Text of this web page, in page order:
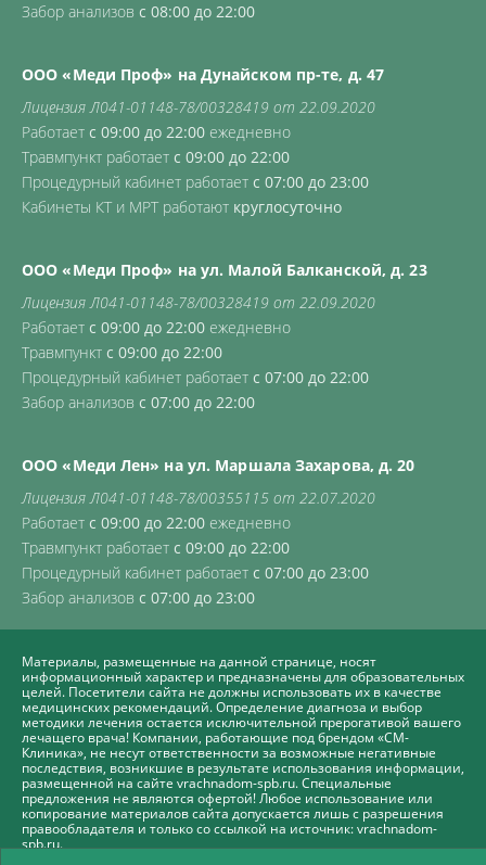
Забор анализов с 08:00 до 22:00
ООО «Меди Проф» на Дунайском пр-те, д. 47
Лицензия Л041-01148-78/00328419 от 22.09.2020
Работает с 09:00 до 22:00 ежедневно
Травмпункт работает с 09:00 до 22:00
Процедурный кабинет работает с 07:00 до 23:00
Кабинеты КТ и МРТ работают круглосуточно
ООО «Меди Проф» на ул. Малой Балканской, д. 23
Лицензия Л041-01148-78/00328419 от 22.09.2020
Работает с 09:00 до 22:00 ежедневно
Травмпункт с 09:00 до 22:00
Процедурный кабинет работает с 07:00 до 22:00
Забор анализов с 07:00 до 22:00
ООО «Меди Лен» на ул. Маршала Захарова, д. 20
Лицензия Л041-01148-78/00355115 от 22.07.2020
Работает с 09:00 до 22:00 ежедневно
Травмпункт работает с 09:00 до 22:00
Процедурный кабинет работает с 07:00 до 23:00
Забор анализов с 07:00 до 23:00
Материалы, размещенные на данной странице, носят
информационный характер и предназначены для образовательных
целей. Посетители сайта не должны использовать их в качестве
медицинских рекомендаций. Определение диагноза и выбор
методики лечения остается исключительной прерогативой вашего
лечащего врача! Компании, работающие под брендом «СМ-
Клиника», не несут ответственности за возможные негативные
последствия, возникшие в результате использования информации,
размещенной на сайте vrachnadom-spb.ru. Специальные
предложения не являются офертой! Любое использование или
копирование материалов сайта допускается лишь с разрешения
правообладателя и только со ссылкой на источник: vrachnadom-
spb.ru.